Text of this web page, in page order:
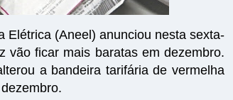
Elétrica (Aneel) anunciou nesta sexta-
vão ficar mais baratas em dezembro.
a bandeira tarifária de vermelha